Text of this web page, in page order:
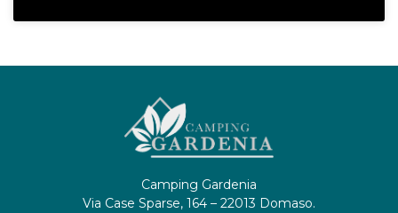
Camping Gardenia
Via Case Sparse, 164 – 22013 Domaso.